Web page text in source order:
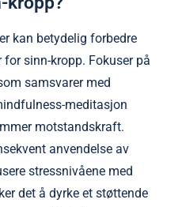
kan betydelig forbedre
sinn-kropp. Fokuser på
samsvarer med
meditasjon
motstandskraft.
anvendelse av
stressnivåene med
det å dyrke et støttende